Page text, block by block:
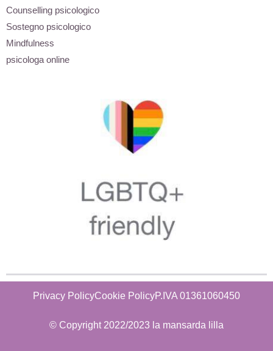
Counselling psicologico
Sostegno psicologico
Mindfulness
psicologa online
Privacy PolicyCookie PolicyP.IVA 01361060450
© Copyright 2022/2023 la mansarda lilla